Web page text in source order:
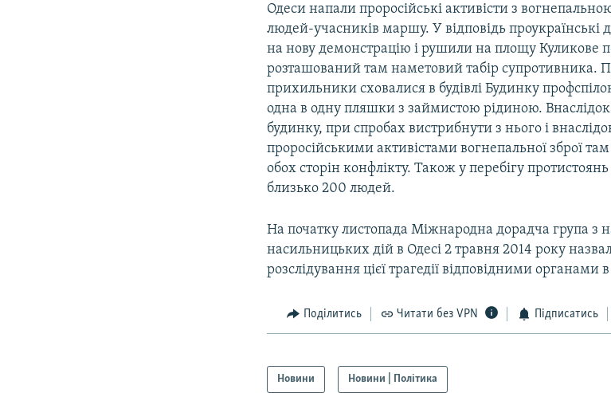
Одеси напали проросійські активісти з
людей-учасників маршу. У відповідь проукраїнські
на нову демонстрацію і рушили на площу Куликове
розташований там наметовий табір супротивника.
прихильники сховалися в будівлі Будинку
одна в одну пляшки з займистою рідиною.
будинку, при спробах вистрибнути з нього і
проросійськими активістами вогнепальної зброї
обох сторін конфлікту. Також у перебігу
близько 200 людей.
На початку листопада Міжнародна дорадча група з
насильницьких дій в Одесі 2 травня 2014 року
розслідування цієї трагедії відповідними органами
Поділитись Читати без VPN Підписатись
Новини Новини | Політика